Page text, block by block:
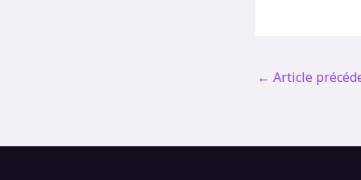
← Article